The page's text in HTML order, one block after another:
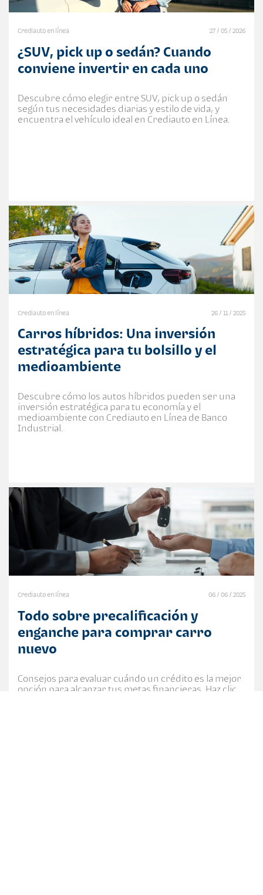
Crediauto en línea 27 / 05 / 2026
¿SUV, pick up o sedán? Cuando
conviene invertir en cada uno
Descubre cómo elegir entre SUV, pick up o sedán
según tus necesidades diarias y estilo de vida, y
encuentra el vehículo ideal en Crediauto en Línea.
Crediauto en línea 26 / 11 / 2025
Carros híbridos: Una inversión
estratégica para tu bolsillo y el
medioambiente
Descubre cómo los autos híbridos pueden ser una
inversión estratégica para tu economía y el
medioambiente con Crediauto en Línea de Banco
Industrial.
Crediauto en línea 06 / 06 / 2025
Todo sobre precalificación y
enganche para comprar carro
nuevo
Consejos para evaluar cuándo un crédito es la mejor
opción para alcanzar tus metas financieras. Haz clic